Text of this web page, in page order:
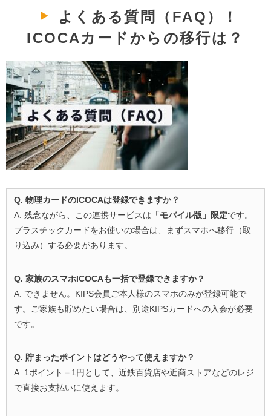
よくある質問（FAQ）！
ICOCAカードからの移行は？
Q. 物理カードのICOCAは登録できますか？
A. 残念ながら、この連携サービスは 「モバイル版」限定です。
プラスチックカードをお使いの場合は、まずスマホへ移行（取
り込み）する必要があります。
Q. 家族のスマホICOCAも一括で登録できますか？
A. できません。KIPS会員ご本人様のスマホのみが登録可能で
す。ご家族も貯めたい場合は、別途KIPSカードへの入会が必要
です。
Q. 貯まったポイントはどうやって使えますか？
A. 1ポイント＝1円として、近鉄百貨店や近商ストアなどのレジ
で直接お支払いに使えます。